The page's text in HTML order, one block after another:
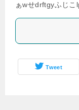
ぁwせdrftgyふじ
Tweet